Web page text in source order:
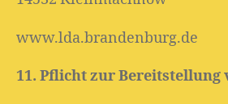
www.lda.brandenburg.de
11. Pflicht zur Bereitstellung